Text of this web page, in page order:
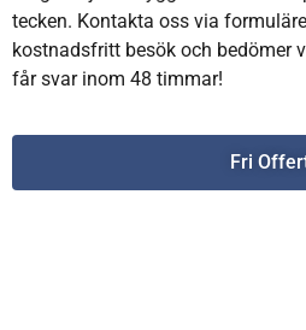
tecken. Kontakta oss via
kostnadsfritt besök och bedömer
får svar inom 48 timmar!
Fri